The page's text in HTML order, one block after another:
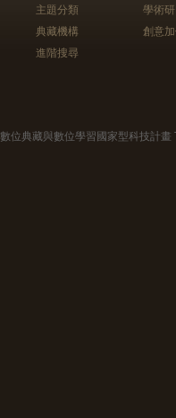
主題分類
典藏機構
進階搜尋
學術
創意
數位典藏與數位學習國家型科技計